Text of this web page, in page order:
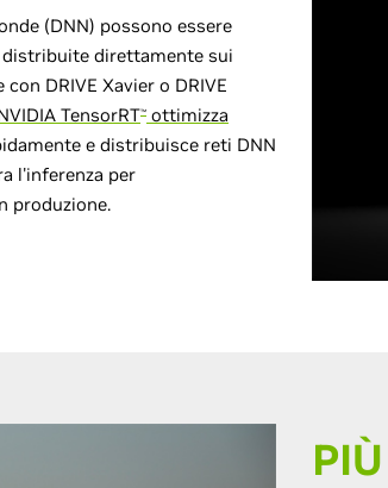
(DNN) possono essere
distribuite direttamente sui
DRIVE Xavier o DRIVE
TensorRT™ ottimizza
e distribuisce reti DNN
l'inferenza per
produzione.